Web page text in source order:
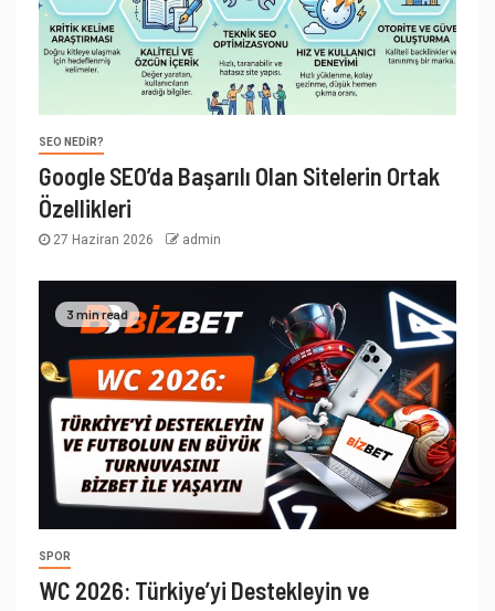
SEO NEDIR?
Google SEO’da Başarılı Olan Sitelerin Ortak
Özellikleri
27 Haziran 2026 admin
3 min read
SPOR
WC 2026: Türkiye’yi Destekleyin ve